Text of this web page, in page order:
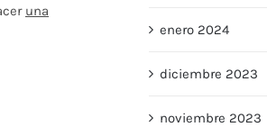
una
enero 2024
diciembre 2023
noviembre 2023